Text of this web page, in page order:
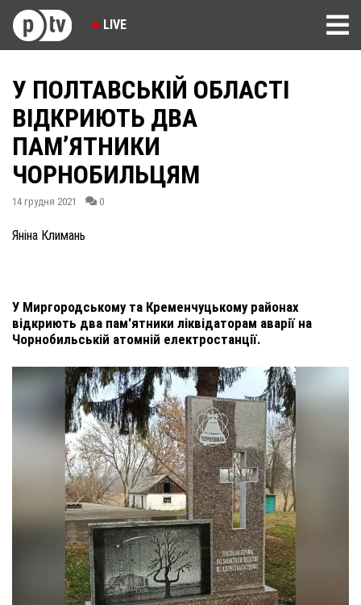
LIVE
У ПОЛТАВСЬКІЙ ОБЛАСТІ
ВІДКРИЮТЬ ДВА
ПАМ’ЯТНИКИ
ЧОРНОБИЛЬЦЯМ
14 грудня 2021 0
Яніна Климань
У Миргородському та Кременчуцькому районах
відкриють два пам'ятники ліквідаторам аварії на
Чорнобильській атомній електростанції.